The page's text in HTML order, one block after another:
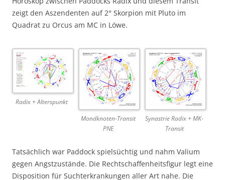
zeigt den Aszendenten auf 2° Skorpion mit Pluto im
Quadrat zu Orcus am MC in Löwe.
Radix + Alterspunkt
Mondknoten-Transit
PNE
Synastrie Radix + MK-
Transit
Tatsächlich war Paddock spielsüchtig und nahm Valium
gegen Angstzustände. Die Rechtschaffenheitsfigur legt eine
Disposition für Suchterkrankungen aller Art nahe. Die